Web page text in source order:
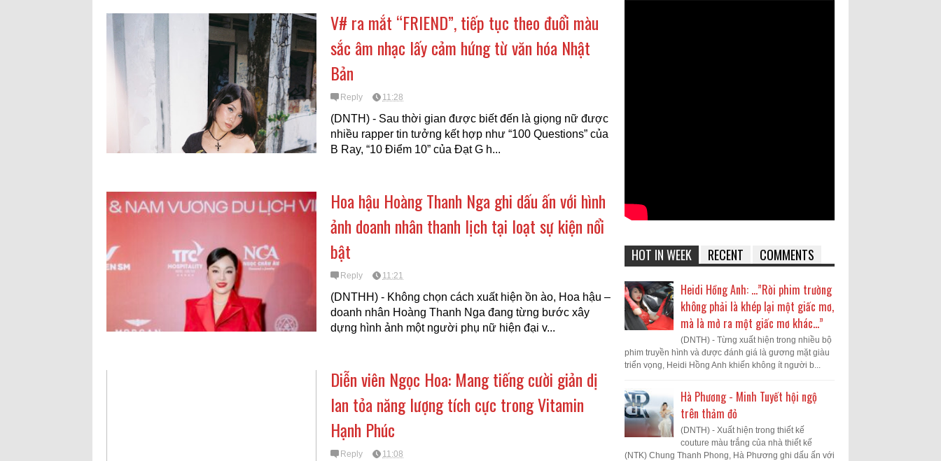
V# ra mắt “FRIEND”, tiếp tục theo đuổi màu
sắc âm nhạc lấy cảm hứng từ văn hóa Nhật
Bản
Reply 11:28
(DNTH) - Sau thời gian được biết đến là giọng nữ được
nhiều rapper tin tưởng kết hợp như “100 Questions” của
B Ray, “10 Điểm 10” của Đạt G h...
Hoa hậu Hoàng Thanh Nga ghi dấu ấn với hình
ảnh doanh nhân thanh lịch tại loạt sự kiện nổi
bật
Reply 11:21
(DNTHH) - Không chọn cách xuất hiện ồn ào, Hoa hậu –
doanh nhân Hoàng Thanh Nga đang từng bước xây
dựng hình ảnh một người phụ nữ hiện đại v...
Diễn viên Ngọc Hoa: Mang tiếng cười giản dị
lan tỏa năng lượng tích cực trong Vitamin
Hạnh Phúc
Reply 11:08
HOT IN WEEK RECENT COMMENTS
Heidi Hồng Anh: …”Rời phim trường
không phải là khép lại một giấc mơ,
mà là mở ra một giấc mơ khác...”
(DNTH) - Từng xuất hiện trong nhiều bộ
phim truyền hình và được đánh giá là gương mặt giàu
triển vọng, Heidi Hồng Anh khiến không ít người b...
Hà Phương - Minh Tuyết hội ngộ
trên thảm đỏ
(DNTH) - Xuất hiện trong thiết kế
couture màu trắng của nhà thiết kế
(NTK) Chung Thanh Phong, Hà Phương ghi dấu ấn với